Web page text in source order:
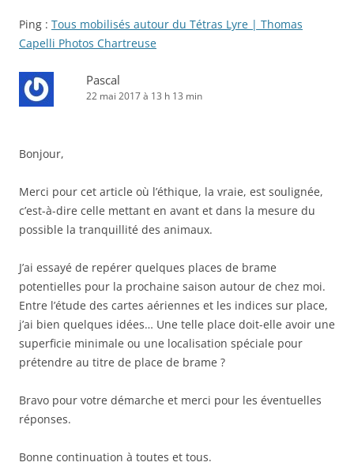
Ping : Tous mobilisés autour du Tétras Lyre | Thomas
Capelli Photos Chartreuse
Pascal
22 mai 2017 à 13 h 13 min
Bonjour,
Merci pour cet article où l’éthique, la vraie, est soulignée,
c’est-à-dire celle mettant en avant et dans la mesure du
possible la tranquillité des animaux.
J’ai essayé de repérer quelques places de brame
potentielles pour la prochaine saison autour de chez moi.
Entre l’étude des cartes aériennes et les indices sur place,
j’ai bien quelques idées… Une telle place doit-elle avoir une
superficie minimale ou une localisation spéciale pour
prétendre au titre de place de brame ?
Bravo pour votre démarche et merci pour les éventuelles
réponses.
Bonne continuation à toutes et tous.